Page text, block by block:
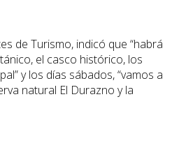
de Turismo, indicó que “habrá
el casco histórico, los
y los días sábados, “vamos a
natural El Durazno y la